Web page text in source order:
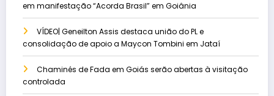
em manifestação “Acorda Brasil” em Goiânia
VÍDEO| Geneilton Assis destaca união do PL e
consolidação de apoio a Maycon Tombini em Jataí
Chaminés de Fada em Goiás serão abertas à visitação
controlada